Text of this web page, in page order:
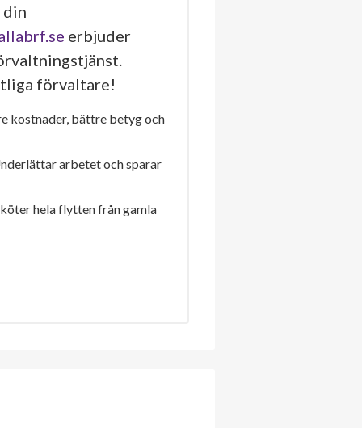
erbjuder
förvaltare!
kostnader, bättre betyg och
arbetet och sparar
hela flytten från gamla